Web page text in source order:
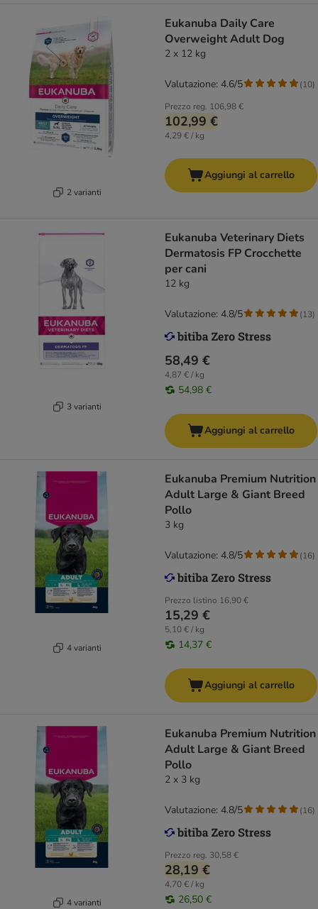
2 varianti
Eukanuba Daily Care
Overweight Adult Dog
2 x 12 kg
Prezzo reg. 106,98 €
102,99 €
4,29 € / kg
Valutazione: 4.6/5 (10)
Aggiungi al carrello
3 varianti
Eukanuba Veterinary Diets
Dermatosis FP Crocchette
per cani
12 kg
58,49 €
4,87 € / kg
54,98 €
Valutazione: 4.8/5 (13)
Aggiungi al carrello
4 varianti
Eukanuba Premium Nutrition
Adult Large & Giant Breed
Pollo
3 kg
Prezzo listino 16,90 €
15,29 €
5,10 € / kg
14,37 €
Valutazione: 4.8/5 (16)
Aggiungi al carrello
4 varianti
Eukanuba Premium Nutrition
Adult Large & Giant Breed
Pollo
2 x 3 kg
Prezzo reg. 30,58 €
28,19 €
4,70 € / kg
26,50 €
Valutazione: 4.8/5 (16)